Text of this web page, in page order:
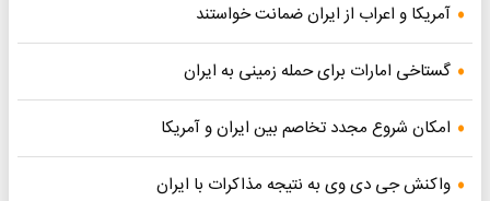
آمریکا و اعراب از ایران ضمانت خواستند
گستاخی امارات برای حمله زمینی به ایران
امکان شروع مجدد تخاصم‌ بین ایران و آمریکا
واکنش جی دی وی به نتیجه مذاکرات با ایران